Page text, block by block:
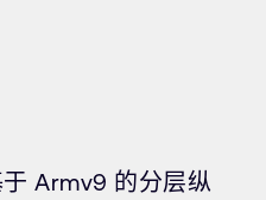
Armv9 的分层纵